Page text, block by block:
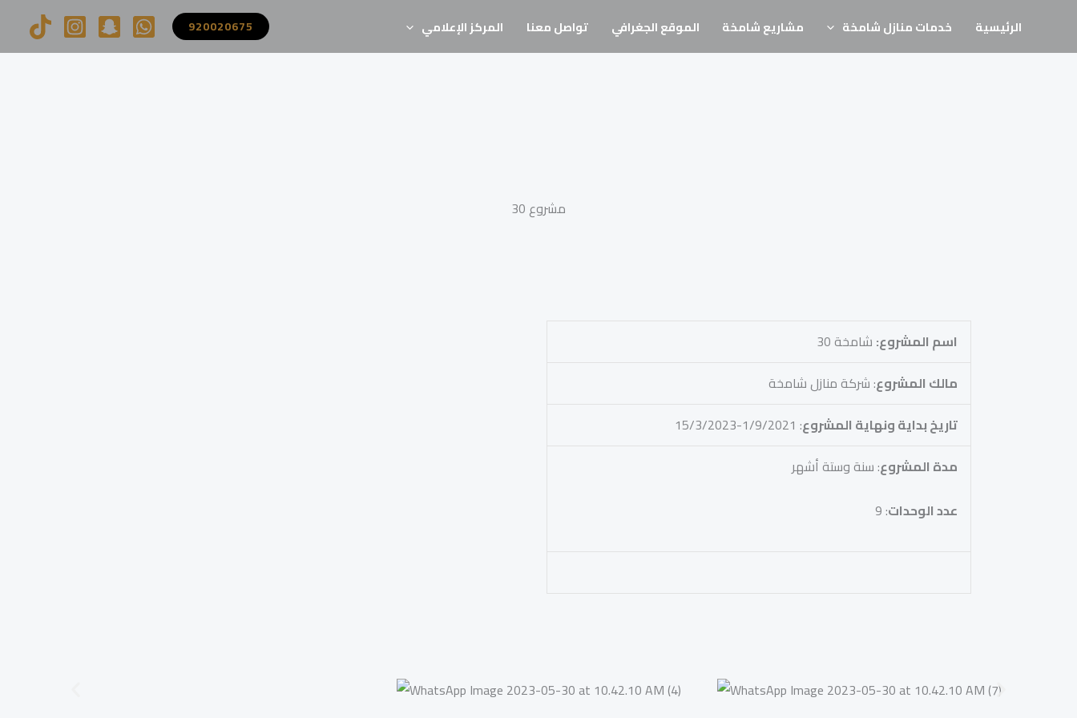
المحتوى
الرئيسية خدمات منازل شامخة مشاريع شامخة الموقع الجغرافي تواصل معنا المركز الإعلامي 920020675
مشروع 30
اسم المشروع: شامخة 30
مالك المشروع: شركة منازل شامخة
تاريخ بداية ونهاية المشروع: 1/9/2021-15/3/2023
مدة المشروع: سنة وستة أشهر
عدد الوحدات: 9